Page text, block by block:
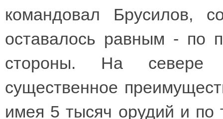
командовал Брусилов,
оставалось равным - по
стороны. На севере
существенное
имея 5 тысяч орудий и по